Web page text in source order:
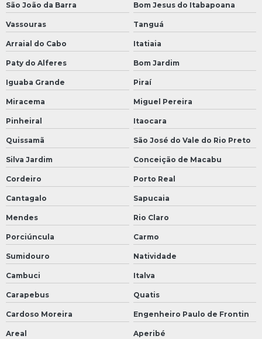
São João da Barra Bom Jesus do Itabapoana
Vassouras Tanguá
Arraial do Cabo Itatiaia
Paty do Alferes Bom Jardim
Iguaba Grande Piraí
Miracema Miguel Pereira
Pinheiral Itaocara
Quissamã São José do Vale do Rio Preto
Silva Jardim Conceição de Macabu
Cordeiro Porto Real
Cantagalo Sapucaia
Mendes Rio Claro
Porciúncula Carmo
Sumidouro Natividade
Cambuci Italva
Carapebus Quatis
Cardoso Moreira Engenheiro Paulo de Frontin
Areal Aperibé